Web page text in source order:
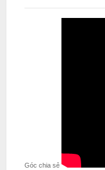
Góc chia sẻ